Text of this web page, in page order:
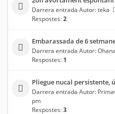
Darrera entrada Autor:teka
Respostes:2
Embarassada de 6
Darrera entrada Autor:Ohana
Respostes: 1
Pliegue nucal persistente,
Darrera entrada Autor:
pm
Respostes:3